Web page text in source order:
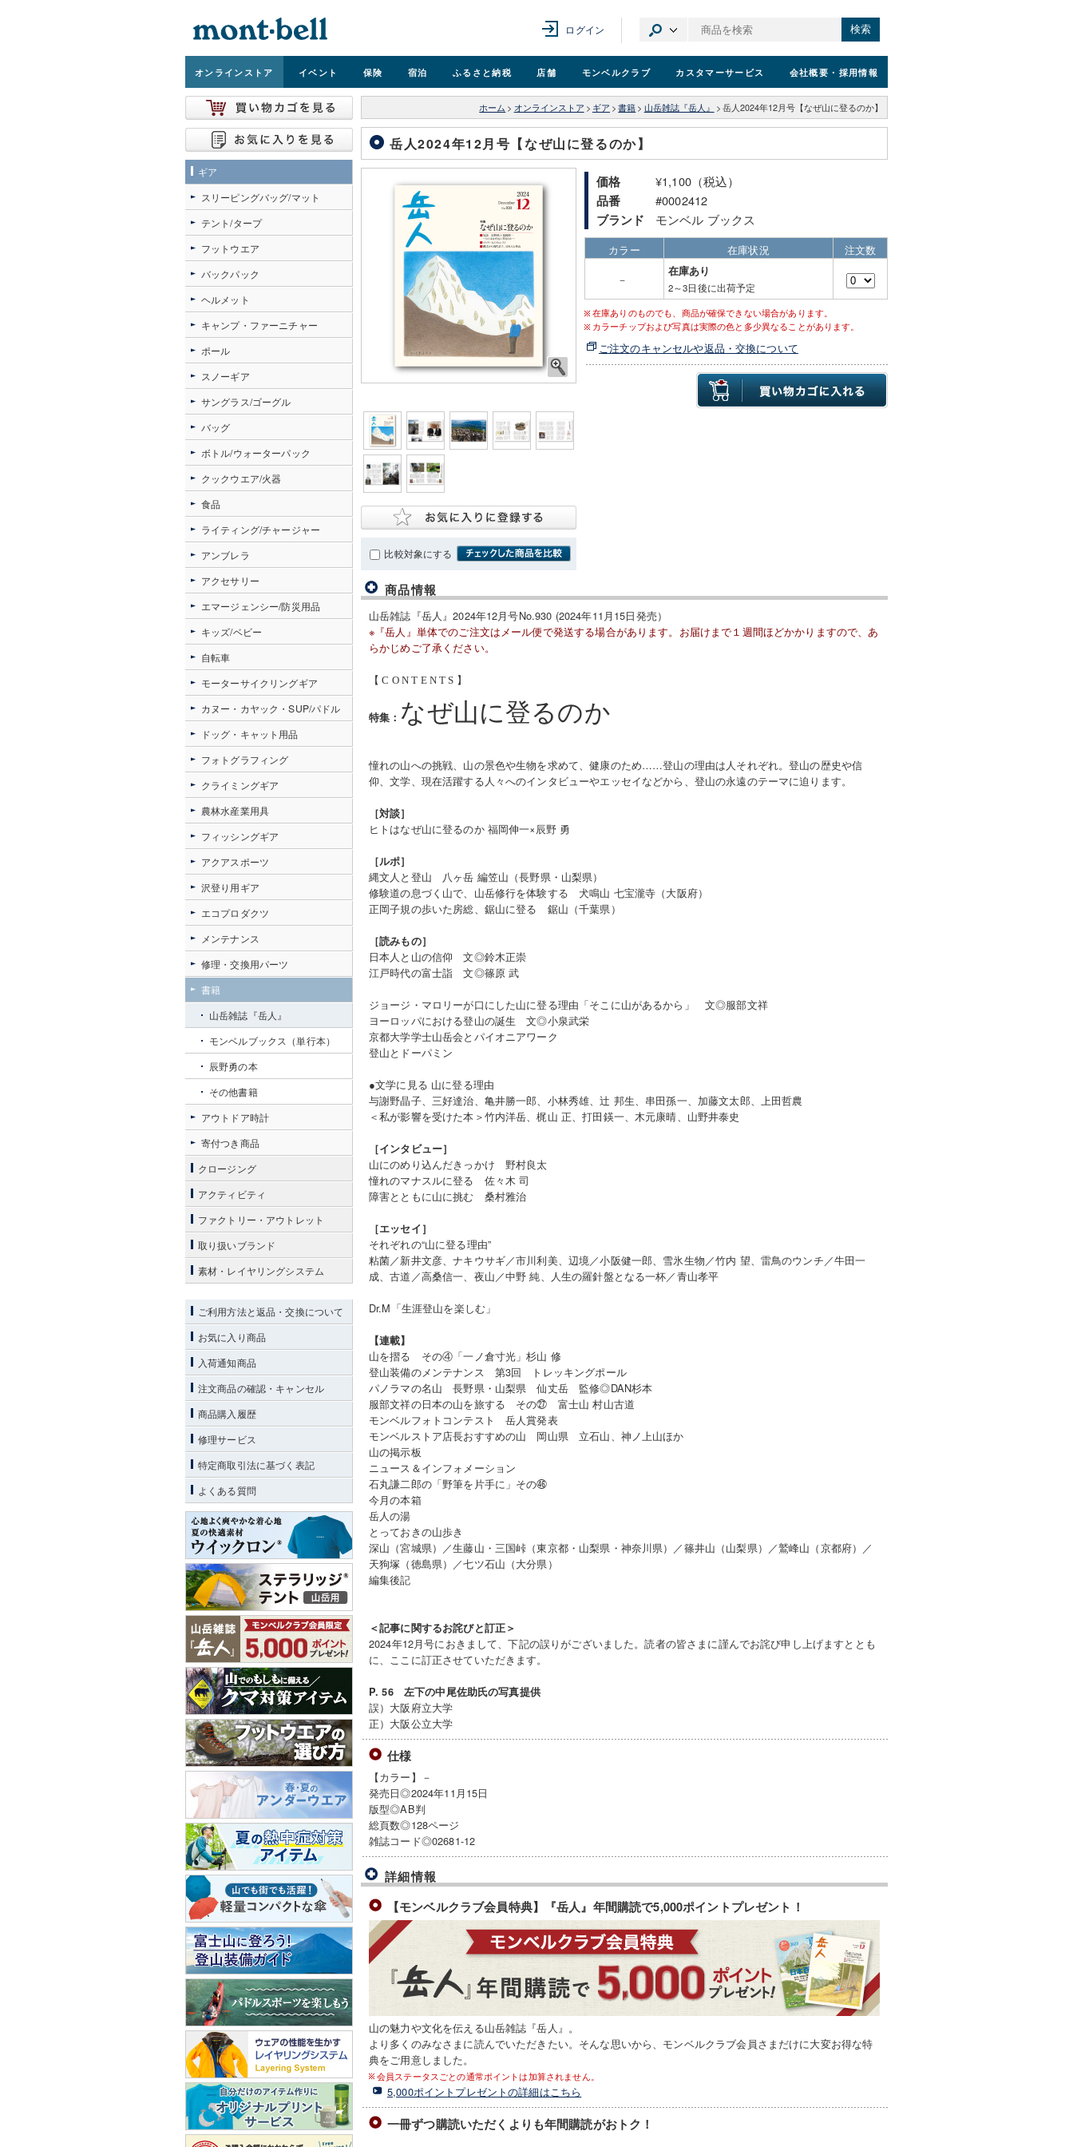
ログイン 検索
オンラインストア イベント 保険 宿泊 ふるさと納税 店舗 モンベルクラブ カスタマーサービス 会社概要 ・採用情報
ホーム > オンラインストア > ギア > 書籍 > 山岳雑誌『岳人』 > 岳人2024年12月号【なぜ山に登るのか】
岳人2024年12月号【なぜ山に登るのか】
比較対象にする
価格 ¥1,100（税込）
品番 #0002412
ブランド モンベル ブックス
カラー 在庫状況
注文数
－
在庫あり
2～3日後に出荷予定
在庫ありのものでも、商品が確保できない場合があります。
カラーチップおよび写真は実際の色と多少異なることがあります。
ご注文のキャンセルや返品・交換について
商品情報
山岳雑誌『岳人』2024年12月号No.930 (2024年11月15日発売）
※『岳人』単体でのご注文はメール便で発送する場合があります。お届けまで１週間ほどかかりますので、あ
らかじめご了承ください。
【 C O N T E N T S 】
特集： なぜ山に登るのか
憧れの山への挑戦、山の景色や生物を求めて、健康のため……登山の理由は人それぞれ。登山の歴史や信
仰、文学、現在活躍する人々へのインタビューやエッセイなどから、登山の永遠のテーマに迫ります。
［対談］
ヒトはなぜ山に登るのか 福岡伸一×辰野 勇
［ルポ］
縄文人と登山 八ヶ岳 編笠山（長野県・山梨県）
修験道の息づく山で、山岳修行を体験する 犬鳴山 七宝瀧寺（大阪府）
正岡子規の歩いた房総、鋸山に登る 鋸山（千葉県）
［読みもの］
日本人と山の信仰 文◎鈴木正崇
江戸時代の富士詣 文◎篠原 武
ジョージ・マロリーが口にした山に登る理由「そこに山があるから」 文◎服部文祥
ヨーロッパにおける登山の誕生 文◎小泉武栄
京都大学学士山岳会とパイオニアワーク
登山とドーパミン
●文学に見る 山に登る理由
与謝野晶子、三好達治、亀井勝一郎、小林秀雄、辻 邦生、串田孫一、加藤文太郎、上田哲農
＜私が影響を受けた本＞竹内洋岳、梶山 正、打田鍈一、木元康晴、山野井泰史
［インタビュー］
山にのめり込んだきっかけ 野村良太
憧れのマナスルに登る 佐々木 司
障害とともに山に挑む 桑村雅治
［エッセイ］
それぞれの“山に登る理由”
粘菌／新井文彦、ナキウサギ／市川利美、辺境／小阪健一郎、雪氷生物／竹内 望、雷鳥のウンチ／牛田一
成、古道／高桑信一、夜山／中野 純、人生の羅針盤となる一杯／青山孝平
Dr.M「生涯登山を楽しむ」
【連載】
山を摺る その④「一ノ倉寸光」杉山 修
登山装備のメンテナンス 第3回 トレッキングポール
パノラマの名山 長野県・山梨県 仙丈岳 監修◎DAN杉本
服部文祥の日本の山を旅する その㉗ 富士山 村山古道
モンベルフォトコンテスト 岳人賞発表
モンベルストア店長おすすめの山 岡山県 立石山、神ノ上山ほか
山の掲示板
ニュース＆インフォメーション
石丸謙二郎の「野筆を片手に」その㊻
今月の本箱
岳人の湯
とっておきの山歩き
深山（宮城県）／生藤山・三国峠（東京都・山梨県・神奈川県）／篠井山（山梨県）／鷲峰山（京都府）／
天狗塚（徳島県）／七ツ石山（大分県）
編集後記
＜記事に関するお詫びと訂正＞
2024年12月号におきまして、下記の誤りがございました。読者の皆さまに謹んでお詫び申し上げますととも
に、ここに訂正させていただきます。
P. 56 左下の中尾佐助氏の写真提供
誤）大阪府立大学
正）大阪公立大学
仕様
【カラー】－
発売日◎2024年11月15日
版型◎AB判
総頁数◎128ページ
雑誌コード◎02681-12
詳細情報
【モンベルクラブ会員特典】『岳人』年間購読で5,000ポイントプレゼント！
山の魅力や文化を伝える山岳雑誌『岳人』。
より多くのみなさまに読んでいただきたい。そんな思いから、モンベルクラブ会員さまだけに大変お得な特
典をご用意しました。
会員ステータスごとの通常ポイントは加算されません。
5,000ポイントプレゼントの詳細はこちら
一冊ずつ購読いただくよりも年間購読がおトク！
ギア
スリーピングバッグ/マット
テント/タープ
フットウエア
バックパック
ヘルメット
キャンプ・ファーニチャー
ポール
スノーギア
サングラス/ゴーグル
バッグ
ボトル/ウォーターパック
クックウエア/火器
食品
ライティング/チャージャー
アンブレラ
アクセサリー
エマージェンシー/防災用品
キッズ/ベビー
自転車
モーターサイクリングギア
カヌー・カヤック・SUP/パドル
ドッグ・キャット用品
フォトグラフィング
クライミングギア
農林水産業用具
フィッシングギア
アクアスポーツ
沢登り用ギア
エコプロダクツ
メンテナンス
修理・交換用パーツ
書籍
山岳雑誌『岳人』
モンベルブックス（単行本）
辰野勇の本
その他書籍
アウトドア時計
寄付つき商品
クロージング
アクティビティ
ファクトリー・アウトレット
取り扱いブランド
素材・レイヤリングシステム
ご利用方法と返品・交換について
お気に入り商品
入荷通知商品
注文商品の確認・キャンセル
商品購入履歴
修理サービス
特定商取引法に基づく表記
よくある質問